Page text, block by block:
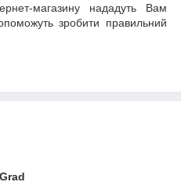
магазину нададуть Вам
зробити правильний
Grad